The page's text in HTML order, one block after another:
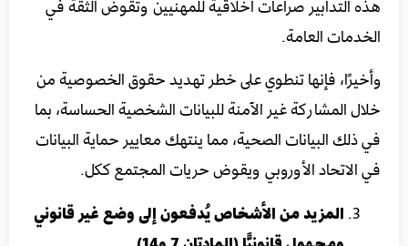
هذه التدابير صراعات أخلاقية للمهنيين وتقوض الثقة في
الخدمات العامة.
وأخيرًا، فإنها تنطوي على خطر تهديد حقوق الخصوصية من
خلال المشاركة غير الآمنة للبيانات الشخصية الحساسة، بما
في ذلك البيانات الصحية، مما ينتهك معايير حماية البيانات
في الاتحاد الأوروبي ويقوض حريات المجتمع ككل.
المزيد من الأشخاص يُدفعون إلى وضع غير قانوني